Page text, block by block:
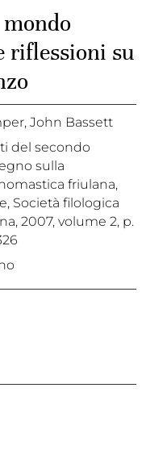
riflessioni su
John Bassett
del secondo
sulla
friulana,
Società filologica
2007, volume 2, p.